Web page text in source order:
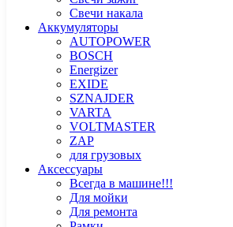
Свечи накала
Аккумуляторы
AUTOPOWER
BOSCH
Energizer
EXIDE
SZNAJDER
VARTA
VOLTMASTER
ZAP
для грузовых
Аксессуары
Всегда в машине!!!
Для мойки
Для ремонта